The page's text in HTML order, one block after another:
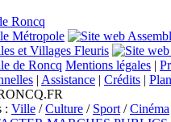
Mentions légales |
| Assistance | Crédits |
: Ville /Culture / Sport /Cinéma